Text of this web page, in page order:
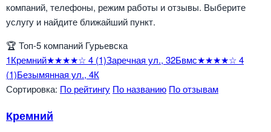
компаний, телефоны, режим работы и отзывы. Выберите
услугу и найдите ближайший пункт.
🏆 Топ-5 компаний Гурьевска
1Кремний★★★★☆ 4 (1)Заречная ул., 32Бвмс★★★★☆ 4
(1)Безымянная ул., 4К
Сортировка: По рейтингу По названию По отзывам
Кремний